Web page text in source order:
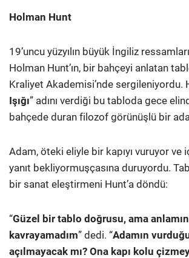
Holman Hunt
19’uncu yüzyılın büyük İngiliz
Holman Hunt’ın, bir bahçeyi anlatan
Kraliyet Akademisi’nde sergileniyordu.
Işığı” adını verdiği bu tabloda gece
bahçede duran filozof görünüşlü bir
Adam, öteki eliyle bir kapıyı vuruyor ve
yanıt bekliyormuşçasına duruyordu.
bir sanat eleştirmeni Hunt’a döndü:
“Güzel bir tablo doğrusu, ama
kavrayamadım” dedi. “Adamın
açılmayacak mı? Ona kapı kolu